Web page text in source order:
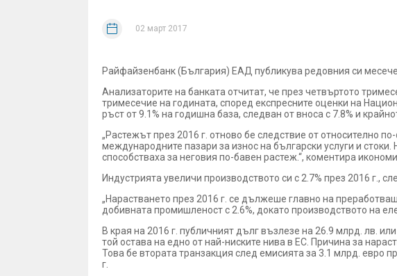
02 март 2017
Райфайзенбанк (България) ЕАД публикува редовния си
Анализаторите на банката отчитат, че през четвъртото
тримесечие на годината, според експресните оценки на
ръст от 9.1% на годишна база, следван от вноса с 7.8% и
„Растежът през 2016 г. отново бе следствие от относително
международните пазари за износ на български услуги и
способстваха за неговия по-бавен растеж.“, коментира
Индустрията увеличи производството си с 2.7% през 2016 г.,
„Нарастването през 2016 г. се дължеше главно на
добивната промишленост с 2.6%, докато производството на
В края на 2016 г. публичният дълг възлезе на 26.9 млрд. лв.
той остава на едно от най-ниските нива в ЕС. Причина за
Това бе втората транзакция след емисията за 3.1 млрд. евро
г.